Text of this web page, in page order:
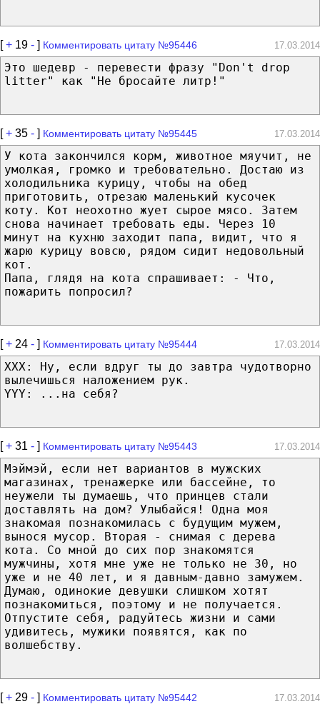
[+ 19 - ] Комментировать цитату №95446 17.03.2014
Это шедевр - перевести фразу "Don't drop
litter" как "Не бросайте литр!"
[+ 35 - ] Комментировать цитату №95445 17.03.2014
У кота закончился корм, животное мяучит, не
умолкая, громко и требовательно. Достаю из
холодильника курицу, чтобы на обед
приготовить, отрезаю маленький кусочек
коту. Кот неохотно жует сырое мясо. Затем
снова начинает требовать еды. Через 10
минут на кухню заходит папа, видит, что я
жарю курицу вовсю, рядом сидит недовольный
кот.
Папа, глядя на кота спрашивает: - Что,
пожарить попросил?
[+ 24 - ] Комментировать цитату №95444 17.03.2014
XXX: Ну, если вдруг ты до завтра чудотворно
вылечишься наложением рук.
YYY: ...на себя?
[+ 31 - ] Комментировать цитату №95443 17.03.2014
Мэймэй, если нет вариантов в мужских
магазинах, тренажерке или бассейне, то
неужели ты думаешь, что принцев стали
доставлять на дом? Улыбайся! Одна моя
знакомая познакомилась с будущим мужем,
вынося мусор. Вторая - снимая с дерева
кота. Со мной до сих пор знакомятся
мужчины, хотя мне уже не только не 30, но
уже и не 40 лет, и я давным-давно замужем.
Думаю, одинокие девушки слишком хотят
познакомиться, поэтому и не получается.
Отпустите себя, радуйтесь жизни и сами
удивитесь, мужики появятся, как по
волшебству.
[+ 29 - ] Комментировать цитату №95442 17.03.2014